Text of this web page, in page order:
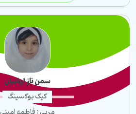
سمن ناز اربابیان
کیک بوکسینگ